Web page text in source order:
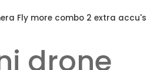
Fly more combo 2 extra accu's
drone